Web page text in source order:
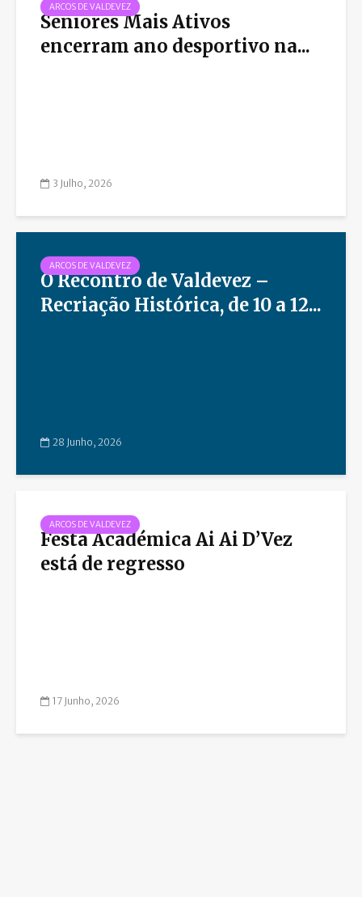
ARCOS DE VALDEVEZ
Seniores Mais Ativos
encerram ano desportivo na...
3 Julho, 2026
ARCOS DE VALDEVEZ
O Recontro de Valdevez –
Recriação Histórica, de 10 a 12...
28 Junho, 2026
ARCOS DE VALDEVEZ
Festa Académica Ai Ai D’Vez
está de regresso
17 Junho, 2026